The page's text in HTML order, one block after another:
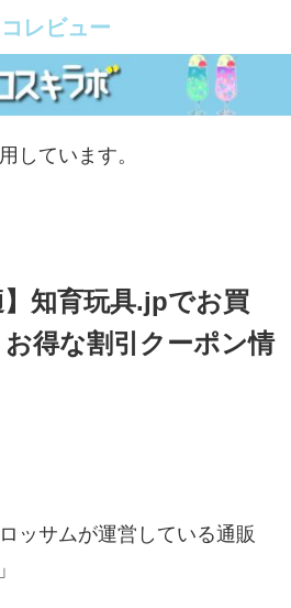
レビュー
しています。
】知育玩具.jpでお買
得な割引クーポン情
ッサムが運営している通販
」